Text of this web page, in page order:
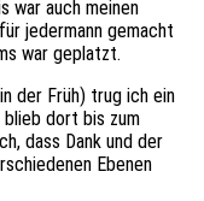
war auch meinen
jedermann gemacht
war geplatzt.
der Früh) trug ich ein
blieb dort bis zum
dass Dank und der
Ebenen